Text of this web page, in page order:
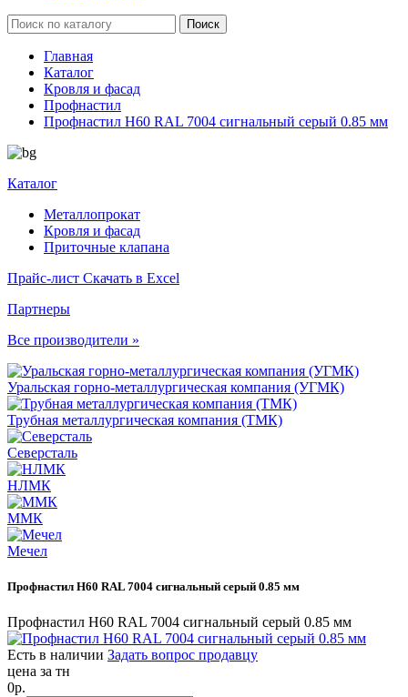
Главная
Каталог
Кровля и фасад
Профнастил
Профнастил Н60 RAL 7004 сигнальный серый 0.85 мм
Каталог
Металлопрокат
Кровля и фасад
Приточные клапана
Прайс-лист Скачать в Excel
Партнеры
Все производители »
Уральская горно-металлургическая компания (УГМК)
Трубная металлургическая компания (ТМК)
Северсталь
НЛМК
ММК
Мечел
Профнастил Н60 RAL 7004 сигнальный серый 0.85 мм
Профнастил Н60 RAL 7004 сигнальный серый 0.85 мм
Есть в наличии Задать вопрос продавцу
цена за тн
0р.